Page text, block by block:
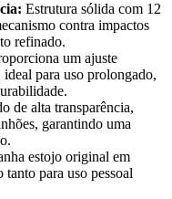
Estrutura sólida com 12
contra impactos
refinado.
um ajuste
para uso prolongado,
de alta transparência,
garantindo uma
estojo original em
tanto para uso pessoal